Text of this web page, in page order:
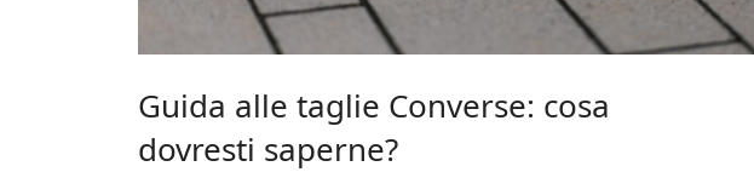
Guida alle taglie Converse: cosa
dovresti saperne?